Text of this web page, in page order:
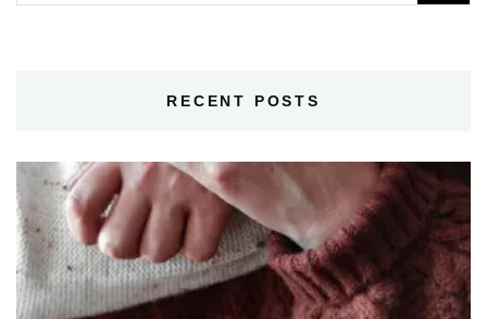
RECENT POSTS